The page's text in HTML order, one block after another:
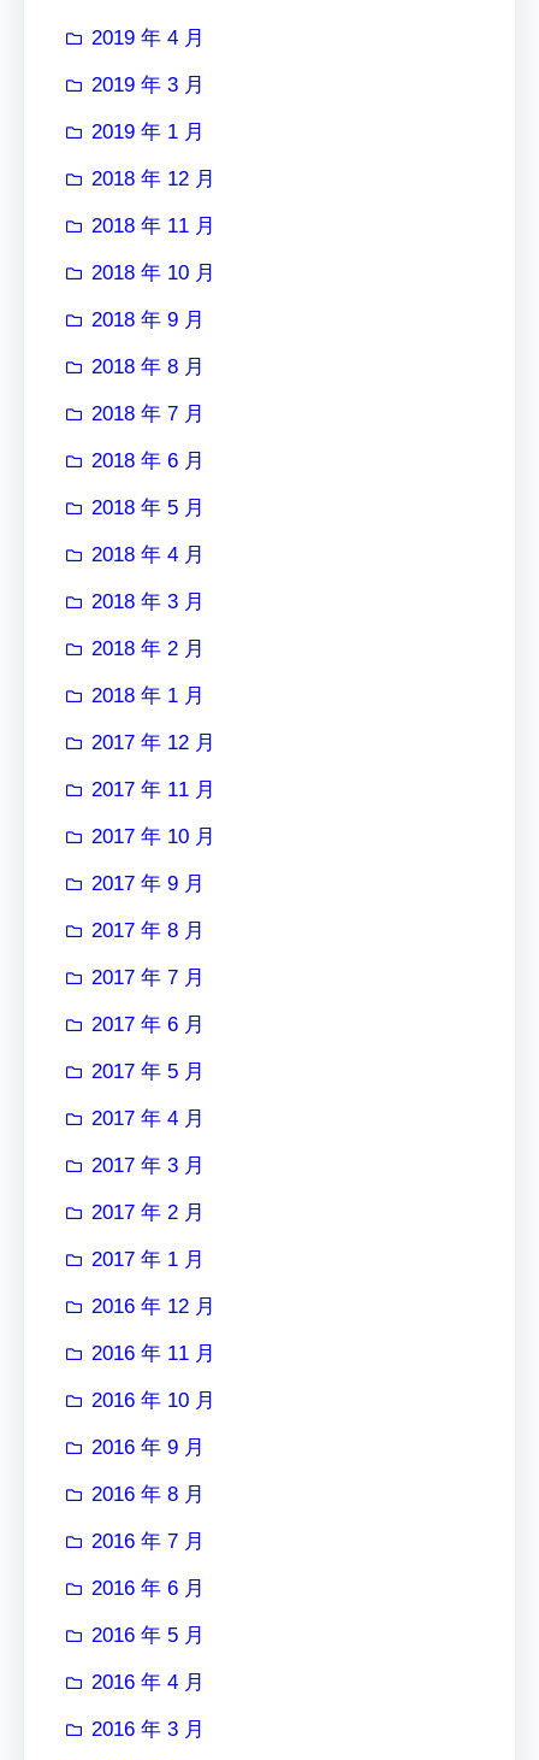
2019 年 4 月
2019 年 3 月
2019 年 1 月
2018 年 12 月
2018 年 11 月
2018 年 10 月
2018 年 9 月
2018 年 8 月
2018 年 7 月
2018 年 6 月
2018 年 5 月
2018 年 4 月
2018 年 3 月
2018 年 2 月
2018 年 1 月
2017 年 12 月
2017 年 11 月
2017 年 10 月
2017 年 9 月
2017 年 8 月
2017 年 7 月
2017 年 6 月
2017 年 5 月
2017 年 4 月
2017 年 3 月
2017 年 2 月
2017 年 1 月
2016 年 12 月
2016 年 11 月
2016 年 10 月
2016 年 9 月
2016 年 8 月
2016 年 7 月
2016 年 6 月
2016 年 5 月
2016 年 4 月
2016 年 3 月